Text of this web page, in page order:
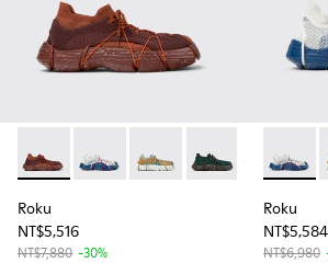
Roku - K100953-010 - 男款勃根地酒紅
Roku - K100953-014 - 男士多色
Roku - K100953-013 -
Roku - K100953-
Roku -
Roku
NT$5,516
NT$7,880 -30%
Roku -
Roku
NT$5,584
NT$6,980